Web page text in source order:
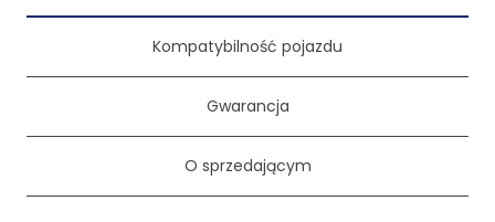
Kompatybilność pojazdu
Gwarancja
O sprzedającym